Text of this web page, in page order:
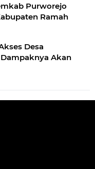
Purworejo
Ramah
Desa
Akan